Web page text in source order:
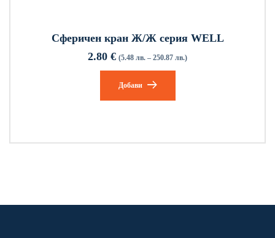
Сферичен кран Ж/Ж серия WELL
2.80 € (5.48 лв. – 250.87 лв.)
Добави